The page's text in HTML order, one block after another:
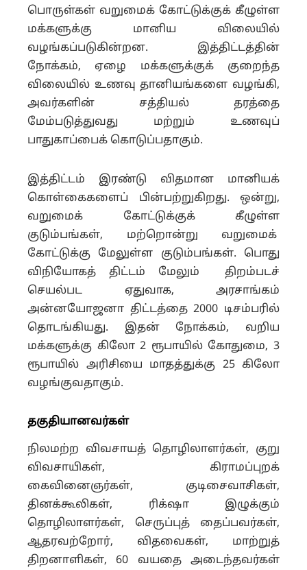
பொருள்கள் வறுமைக் கோட்டுக்குக் கீழுள்ள
மக்களுக்கு மானிய விலையில்
வழங்கப்படுகின்றன. இத்திட்டத்தின்
நோக்கம், ஏழை மக்களுக்குக் குறைந்த
விலையில் உணவு தானியங்களை வழங்கி,
அவர்களின் சத்தியல் தரத்தை
மேம்படுத்துவது மற்றும் உணவுப்
பாதுகாப்பைக் கொடுப்பதாகும்.
இத்திட்டம் இரண்டு விதமான மானியக்
கொள்கைகளைப் பின்பற்றுகிறது. ஒன்று,
வறுமைக் கோட்டுக்குக் கீழுள்ள
குடும்பங்கள், மற்றொன்று வறுமைக்
கோட்டுக்கு மேலுள்ள குடும்பங்கள். பொது
விநியோகத் திட்டம் மேலும் திறம்படச்
செயல்பட ஏதுவாக, அரசாங்கம்
அன்னயோஜனா திட்டத்தை 2000 டிசம்பரில்
தொடங்கியது. இதன் நோக்கம், வறிய
மக்களுக்கு கிலோ 2 ரூபாயில் கோதுமை, 3
ரூபாயில் அரிசியை மாதத்துக்கு 25 கிலோ
வழங்குவதாகும்.
தகுதியானவர்கள்
நிலமற்ற விவசாயத் தொழிலாளர்கள், குறு
விவசாயிகள், கிராமப்புறக்
கைவினைஞர்கள், குடிசைவாசிகள்,
தினக்கூலிகள், ரிக்‌ஷா இழுக்கும்
தொழிலாளர்கள், செருப்புத் தைப்பவர்கள்,
ஆதரவற்றோர், விதவைகள், மாற்றுத்
திறனாளிகள், 60 வயதை அடைந்தவர்கள்